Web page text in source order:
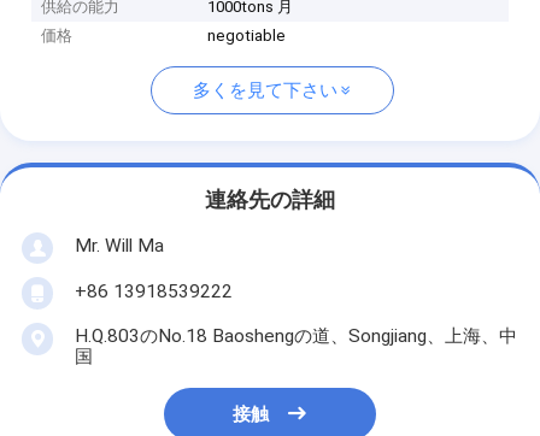
供給の能力
1000tons 月
価格
negotiable
多くを見て下さい
連絡先の詳細
Mr. Will Ma
+86 13918539222
H.Q.803のNo.18 Baoshengの道、Songjiang、上海、中
国
接触